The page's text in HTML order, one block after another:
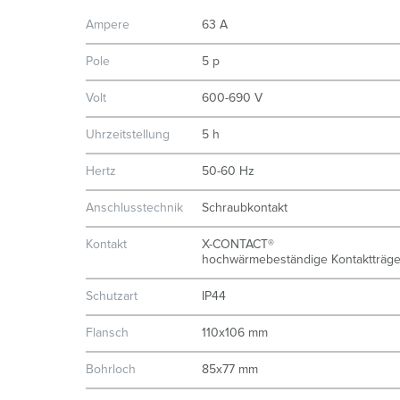
Ampere 63 A
Pole 5 p
Volt 600-690 V
Uhrzeitstellung 5 h
Hertz 50-60 Hz
Anschlusstechnik Schraubkontakt
Kontakt
X-CONTACT®
hochwärmebeständige
Schutzart IP44
Flansch 110x106 mm
Bohrloch 85x77 mm